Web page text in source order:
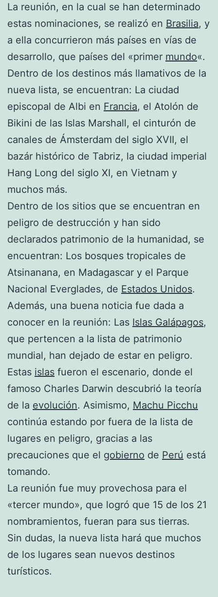
La reunión, en la cual se han determinado
estas nominaciones, se realizó en Brasilia, y
a ella concurrieron más países en vías de
desarrollo, que países del «primer mundo«.
Dentro de los destinos más llamativos de la
nueva lista, se encuentran: La ciudad
episcopal de Albi en Francia, el Atolón de
Bikini de las Islas Marshall, el cinturón de
canales de Ámsterdam del siglo XVII, el
bazár histórico de Tabriz, la ciudad imperial
Hang Long del siglo XI, en Vietnam y
muchos más.
Dentro de los sitios que se encuentran en
peligro de destrucción y han sido
declarados patrimonio de la humanidad, se
encuentran: Los bosques tropicales de
Atsinanana, en Madagascar y el Parque
Nacional Everglades, de Estados Unidos.
Además, una buena noticia fue dada a
conocer en la reunión: Las Islas Galápagos,
que pertencen a la lista de patrimonio
mundial, han dejado de estar en peligro.
Estas islas fueron el escenario, donde el
famoso Charles Darwin descubrió la teoría
de la evolución. Asimismo, Machu Picchu
continúa estando por fuera de la lista de
lugares en peligro, gracias a las
precauciones que el gobierno de Perú está
tomando.
La reunión fue muy provechosa para el
«tercer mundo», que logró que 15 de los 21
nombramientos, fueran para sus tierras.
Sin dudas, la nueva lista hará que muchos
de los lugares sean nuevos destinos
turísticos.